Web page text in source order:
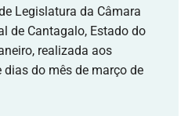
Legislatura da Câmara
de Cantagalo, Estado do
realizada aos
dias do mês de março de